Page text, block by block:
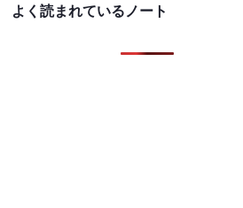
よく読まれているノート